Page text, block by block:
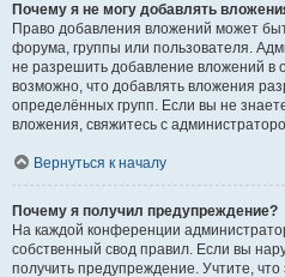
Почему я не могу добавлять
Право добавления вложений может
форума, группы или пользователя.
не разрешить добавление вложений в
возможно, что добавлять вложения
определённых групп. Если вы не
вложения, свяжитесь с
Вернуться к началу
Почему я получил предупреждение?
На каждой конференции
собственный свод правил. Если вы
получить предупреждение. Учтите,